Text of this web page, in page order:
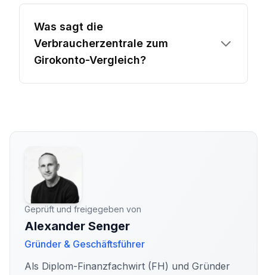
Was sagt die
Verbraucherzentrale zum
Girokonto-Vergleich?
Geprüft und freigegeben von
Alexander Senger
Gründer & Geschäftsführer
Als Diplom-Finanzfachwirt (FH) und Gründer